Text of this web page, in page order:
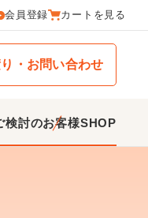
会員登録 カートを見る
・お問い合わせ
検討のお客様SHOP